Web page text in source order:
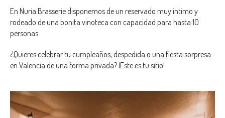
En Nuria Brasserie disponemos de un reservado muy íntimo y
rodeado de una bonita vinoteca con capacidad para hasta 10
personas.
¿Quieres celebrar tu cumpleaños, despedida o una fiesta sorpresa
en Valencia de una forma privada? ¡Este es tu sitio!